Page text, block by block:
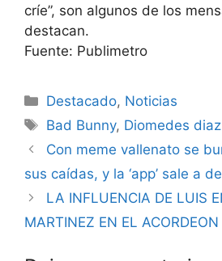
críe”, son algunos de los
destacan.
Fuente: Publimetro
Destacado, Noticias
Bad Bunny, Diomedes diaz
Con meme vallenato se
sus caídas, y la ‘app’ sale a
LA INFLUENCIA DE LUIS
MARTINEZ EN EL